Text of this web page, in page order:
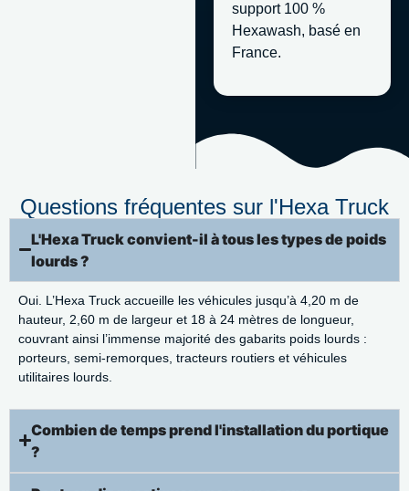
support 100 %
Hexawash, basé en
France.
Questions fréquentes sur l'Hexa Truck
L'Hexa Truck convient-il à tous les types de poids
lourds ?
Oui. L’Hexa Truck accueille les véhicules jusqu’à 4,20 m de
hauteur, 2,60 m de largeur et 18 à 24 mètres de longueur,
couvrant ainsi l’immense majorité des gabarits poids lourds :
porteurs, semi-remorques, tracteurs routiers et véhicules
utilitaires lourds.
Combien de temps prend l'installation du portique
?